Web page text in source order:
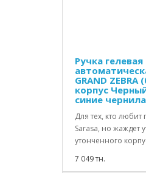
Ручка гелевая
GRAND ZEBRA
корпус
синие чернила
Для тех, кто любит
Sarasa, но жаждет
утонченного
7 049 тн.